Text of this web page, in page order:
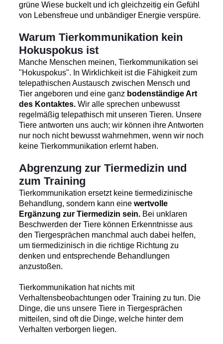
grüne Wiese buckelt und ich gleichzeitig ein Gefühl
von Lebensfreue und unbändiger Energie verspüre.
Warum Tierkommunikation kein
Hokuspokus ist
Manche Menschen meinen, Tierkommunikation sei
"Hokuspokus". In Wirklichkeit ist die Fähigkeit zum
telepathischen Austausch zwischen Mensch und
Tier angeboren und eine ganz bodenständige Art
des Kontaktes. Wir alle sprechen unbewusst
regelmäßig telepathisch mit unseren Tieren. Unsere
Tiere antworten uns auch; wir können ihre Antworten
nur noch nicht bewusst wahrnehmen, wenn wir noch
keine Tierkommunikation erlernt haben.
Abgrenzung zur Tiermedizin und
zum Training
Tierkommunikation ersetzt keine tiermedizinische
Behandlung, sondern kann eine wertvolle
Ergänzung zur Tiermedizin sein. Bei unklaren
Beschwerden der Tiere können Erkenntnisse aus
den Tiergesprächen manchmal auch dabei helfen,
um tiermedizinisch in die richtige Richtung zu
denken und entsprechende Behandlungen
anzustoßen.
Tierkommunikation hat nichts mit
Verhaltensbeobachtungen oder Training zu tun. Die
Dinge, die uns unsere Tiere in Tiergesprächen
mitteilen, sind oft die Dinge, welche hinter dem
Verhalten verborgen liegen.